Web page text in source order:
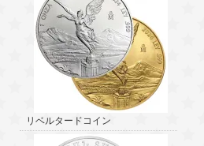
リベルタードコイン